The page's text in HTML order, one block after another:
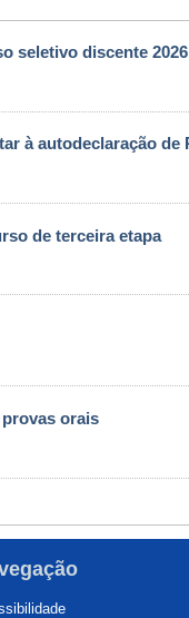
seletivo discente 2026
à autodeclaração de
de terceira etapa
orais